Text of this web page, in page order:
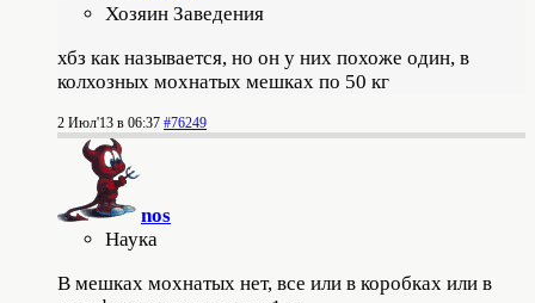
Хозяин Заведения
хбз как называется, но он у них похоже один, в
колхозных мохнатых мешках по 50 кг
2 Июл'13 в 06:37 #76249
nos
Наука
В мешках мохнатых нет, все или в коробках или в